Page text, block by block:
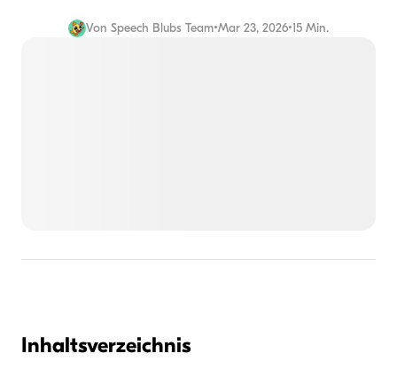
Von Speech Blubs Team•Mar 23, 2026•15 Min.
Inhaltsverzeichnis